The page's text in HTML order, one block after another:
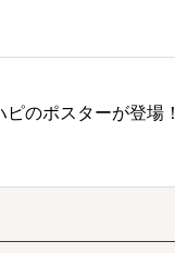
のポスターが登場！